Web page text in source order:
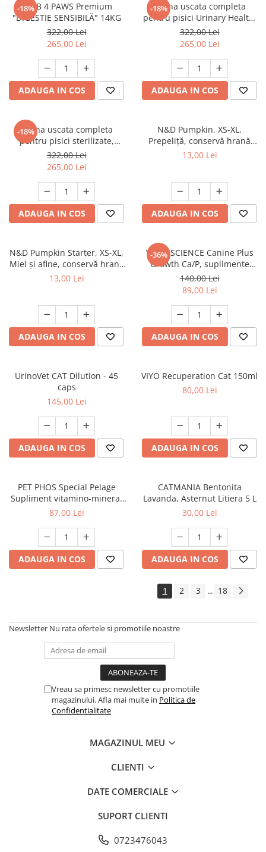
-18%
CLUB 4 PAWS Premium
"DIGESTIE SENSIBILĂ" 14KG
322,00 Lei
265,00 Lei
ADAUGA IN COS
-18%
Hrana uscata completa
pentru pisici Urinary Health,
Premium, Club 4 Paws, 14 kg
322,00 Lei
265,00 Lei
ADAUGA IN COS
-18%
Hrana uscata completa
pentru pisici sterilizate,
Premium, Club 4 PAWS, 14 kg
322,00 Lei
265,00 Lei
ADAUGA IN COS
N&D Pumpkin, XS-XL,
Prepeliță, conservă hrană
umedă fără cereale câini, (în
13,00 Lei
ADAUGA IN COS
N&D Pumpkin Starter, XS-XL,
Miel și afine, conservă hrană
umedă fără cereale câini
13,00 Lei
ADAUGA IN COS
-36%
VETRI SCIENCE Canine Plus
Growth Ca/P, suplimente
creștere și vitalitate câini, 45
Tablete masticabile
140,00 Lei
89,00 Lei
ADAUGA IN COS
UrinoVet CAT Dilution - 45
caps
145,00 Lei
ADAUGA IN COS
VIYO Recuperation Cat 150ml
80,00 Lei
ADAUGA IN COS
PET PHOS Special Pelage
Supliment vitamino-mineral
pentru câini, 50 tablete
87,00 Lei
ADAUGA IN COS
CATMANIA Bentonita
Lavanda, Asternut Litiera 5 L
30,00 Lei
ADAUGA IN COS
1 2 3 ... 18
Newsletter Nu rata ofertele si promotiile noastre
Vreau sa primesc newsletter cu promotiile
magazinului. Afla mai multe in Politica de
Confidentialitate
MAGAZINUL MEU
CLIENTI
DATE COMERCIALE
SUPORT CLIENTI
0723476043